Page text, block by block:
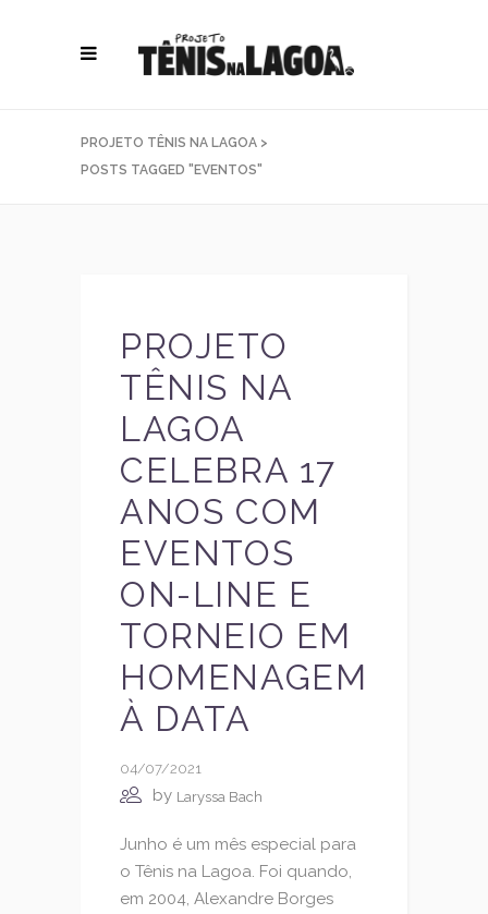
PROJETO TÊNIS NA LAGOA >
POSTS TAGGED "EVENTOS"
PROJETO
TÊNIS NA
LAGOA
CELEBRA 17
ANOS COM
EVENTOS
ON-LINE E
TORNEIO EM
HOMENAGEM
À DATA
04/07/2021
by Laryssa Bach
Junho é um mês especial para
o Tênis na Lagoa. Foi quando,
em 2004, Alexandre Borges